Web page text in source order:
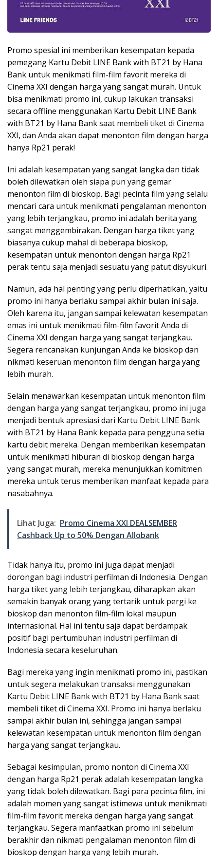
Promo spesial ini memberikan kesempatan kepada
pemegang Kartu Debit LINE Bank with BT21 by Hana
Bank untuk menikmati film-film favorit mereka di
Cinema XXI dengan harga yang sangat murah. Untuk
bisa menikmati promo ini, cukup lakukan transaksi
secara offline menggunakan Kartu Debit LINE Bank
with BT21 by Hana Bank saat membeli tiket di Cinema
XXI, dan Anda akan dapat menonton film dengan harga
hanya Rp21 perak!
Ini adalah kesempatan yang sangat langka dan tidak
boleh dilewatkan oleh siapa pun yang gemar
menonton film di bioskop. Bagi pecinta film yang selalu
mencari cara untuk menikmati pengalaman menonton
yang lebih terjangkau, promo ini adalah berita yang
sangat menggembirakan. Dengan harga tiket yang
biasanya cukup mahal di beberapa bioskop,
kesempatan untuk menonton dengan harga Rp21
perak tentu saja menjadi sesuatu yang patut disyukuri.
Namun, ada hal penting yang perlu diperhatikan, yaitu
promo ini hanya berlaku sampai akhir bulan ini saja.
Oleh karena itu, jangan sampai kelewatan kesempatan
emas ini untuk menikmati film-film favorit Anda di
Cinema XXI dengan harga yang sangat terjangkau.
Segera rencanakan kunjungan Anda ke bioskop dan
nikmati keseruan menonton film dengan harga yang
lebih murah.
Selain menawarkan kesempatan untuk menonton film
dengan harga yang sangat terjangkau, promo ini juga
menjadi bentuk apresiasi dari Kartu Debit LINE Bank
with BT21 by Hana Bank kepada para pengguna setia
kartu debit mereka. Dengan memberikan kesempatan
untuk menikmati hiburan di bioskop dengan harga
yang sangat murah, mereka menunjukkan komitmen
mereka untuk terus memberikan manfaat kepada para
nasabahnya.
Lihat Juga: Promo Cinema XXI DEALSEMBER
Cashback Up to 50% Dengan Allobank
Tidak hanya itu, promo ini juga dapat menjadi
dorongan bagi industri perfilman di Indonesia. Dengan
harga tiket yang lebih terjangkau, diharapkan akan
semakin banyak orang yang tertarik untuk pergi ke
bioskop dan menonton film-film lokal maupun
internasional. Hal ini tentu saja dapat berdampak
positif bagi pertumbuhan industri perfilman di
Indonesia secara keseluruhan.
Bagi mereka yang ingin menikmati promo ini, pastikan
untuk segera melakukan transaksi menggunakan
Kartu Debit LINE Bank with BT21 by Hana Bank saat
membeli tiket di Cinema XXI. Promo ini hanya berlaku
sampai akhir bulan ini, sehingga jangan sampai
kelewatan kesempatan untuk menonton film dengan
harga yang sangat terjangkau.
Sebagai kesimpulan, promo nonton di Cinema XXI
dengan harga Rp21 perak adalah kesempatan langka
yang tidak boleh dilewatkan. Bagi para pecinta film, ini
adalah momen yang sangat istimewa untuk menikmati
film-film favorit mereka dengan harga yang sangat
terjangkau. Segera manfaatkan promo ini sebelum
berakhir dan nikmati pengalaman menonton film di
bioskop dengan harga yang lebih murah.